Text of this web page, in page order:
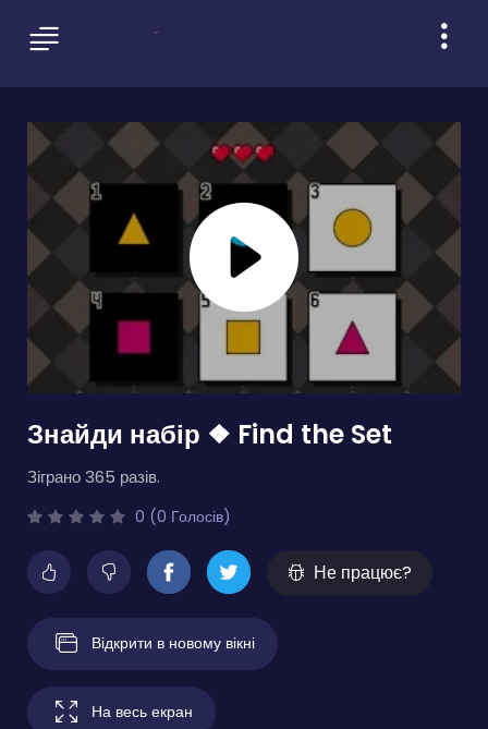
Знайди набір ❖ Find the Set
Зіграно 365 разів.
0 (0 Голосів)
Не працює?
Відкрити в новому вікні
На весь екран